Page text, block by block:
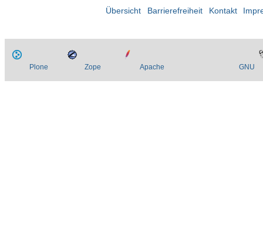
Übersicht Barrierefreiheit Kontakt
Plone Zope Apache GNU